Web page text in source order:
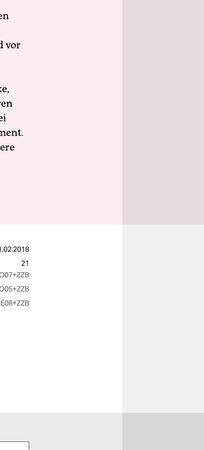
vor
21
+ZZB
+ZZB
+ZZB